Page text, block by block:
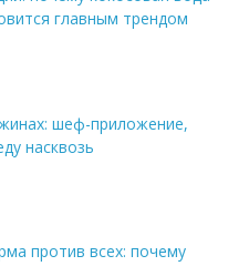
главным трендом
шеф-приложение,
насквозь
против всех: почему